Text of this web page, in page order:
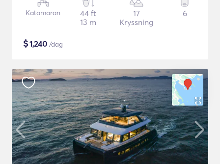
Katamaran
44 ft
13 m
17
Kryssning
6
$1,240 /dag